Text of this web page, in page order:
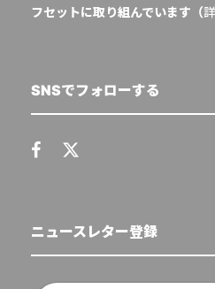
フセットに取り組んでいます（
SNSでフォローする
ニュースレター登録